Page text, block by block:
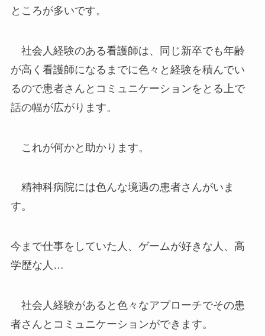
ところが多いです。
社会人経験のある看護師は、同じ新卒でも年齢
が高く看護師になるまでに色々と経験を積んでい
るので患者さんとコミュニケーションをとる上で
話の幅が広がります。
これが何かと助かります。
精神科病院には色んな境遇の患者さんがいま
す。
今まで仕事をしていた人、ゲームが好きな人、高
学歴な人…
社会人経験があると色々なアプローチでその患
者さんとコミュニケーションができます。